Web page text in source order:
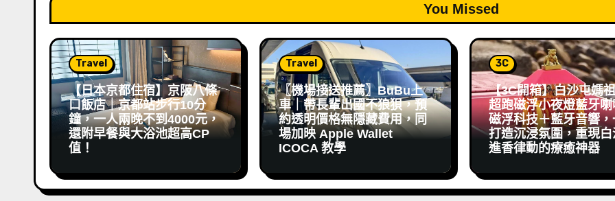
You Missed
Travel
【日本京都住宿】京阪八條
口飯店｜京都站步行10分
鐘，一人兩晚不到4000元，
還附早餐與大浴池超高CP
值！
Travel
〖機場接送推薦〗BuBu上
車｜帶長輩出國不狼狽，預
約透明價格無隱藏費用，同
場加映 Apple Wallet
ICOCA 教學
3C
【3C開箱】白沙屯媽
超跑磁浮小夜燈藍牙喇
磁浮科技＋藍牙音響，
打造沉浸氛圍，重現白
進香律動的療癒神器